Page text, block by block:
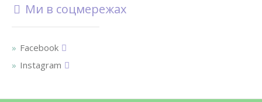
Ми в соцмережах
Facebook
Instagram